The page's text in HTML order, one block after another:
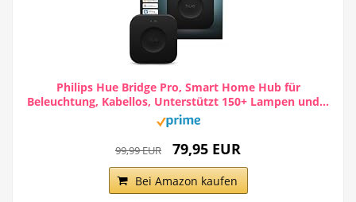
Philips Hue Bridge Pro, Smart Home Hub für
Beleuchtung, Kabellos, Unterstützt 150+ Lampen und...
99,99 EUR 79,95 EUR
Bei Amazon kaufen